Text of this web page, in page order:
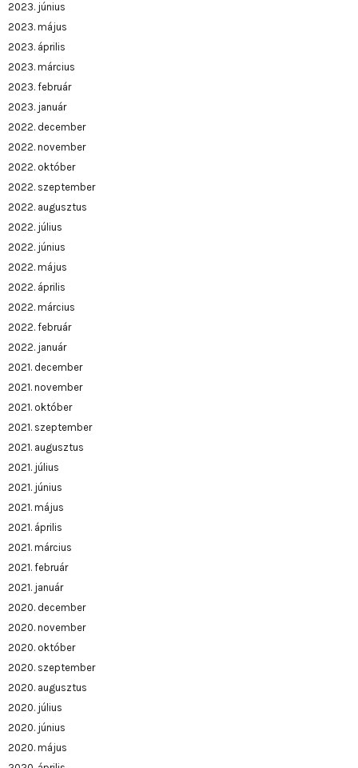
2023. június
2023. május
2023. április
2023. március
2023. február
2023. január
2022. december
2022. november
2022. október
2022. szeptember
2022. augusztus
2022. július
2022. június
2022. május
2022. április
2022. március
2022. február
2022. január
2021. december
2021. november
2021. október
2021. szeptember
2021. augusztus
2021. július
2021. június
2021. május
2021. április
2021. március
2021. február
2021. január
2020. december
2020. november
2020. október
2020. szeptember
2020. augusztus
2020. július
2020. június
2020. május